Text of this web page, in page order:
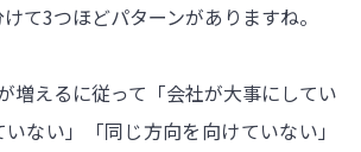
て3つほどパターンがありますね。
増えるに従って「会社が大事にしてい
ない」「同じ方向を向けていない」